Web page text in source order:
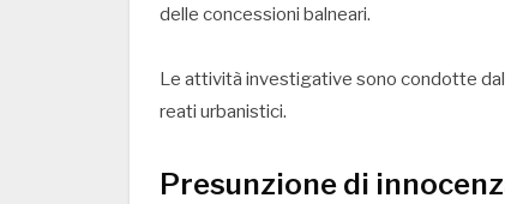
delle concessioni balneari.
Le attività investigative sono condotte
reati urbanistici.
Presunzione di